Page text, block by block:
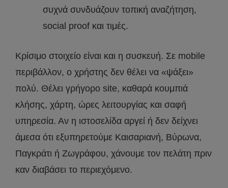
συχνά συνδυάζουν τοπική αναζήτηση,
social proof και τιμές.
Κρίσιμο στοιχείο είναι και η συσκευή. Σε mobile
περιβάλλον, ο χρήστης δεν θέλει να «ψάξει»
πολύ. Θέλει γρήγορο site, καθαρά κουμπιά
κλήσης, χάρτη, ώρες λειτουργίας και σαφή
υπηρεσία. Αν η ιστοσελίδα αργεί ή δεν δείχνει
άμεσα ότι εξυπηρετούμε Καισαριανή, Βύρωνα,
Παγκράτι ή Ζωγράφου, χάνουμε τον πελάτη πριν
καν διαβάσει το περιεχόμενο.